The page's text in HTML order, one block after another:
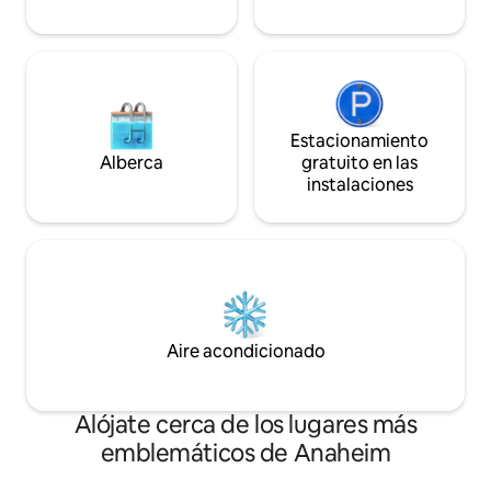
Alberca
Estacionamiento
gratuito en las
instalaciones
Aire acondicionado
Alójate cerca de los lugares más
emblemáticos de Anaheim